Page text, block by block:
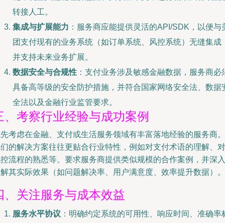
转接人工。
集成与扩展能力 ：服务商应能提供灵活的API/SDK，以便与
团支付现有的业务系统（如订单系统、风控系统）无缝集成
并支持未来业务扩展。
数据安全与合规性 ：支付业务涉及敏感金融数据，服务商必
具备高等级的安全防护措施，并符合国家网络安全法、数据
全法以及金融行业监管要求。
、考察行业经验与成功案例
考虑在金融、支付或生活服务领域有丰富落地经验的服务商。
的解决方案往往更贴合行业特性，例如对支付术语的理解、对
流程的熟悉等。要求服务商提供类似规模的合作案例，并深入
其实际效果（如问题解决率、用户满意度、效率提升数据）。
、关注服务与成本效益
服务水平协议 ：明确约定系统的可用性、响应时间、准确率